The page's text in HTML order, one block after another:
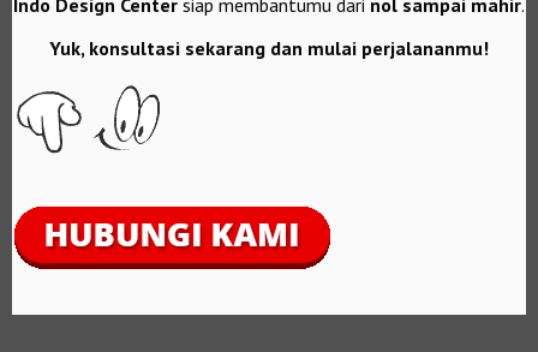
Yuk, konsultasi sekarang dan mulai perjalananmu!